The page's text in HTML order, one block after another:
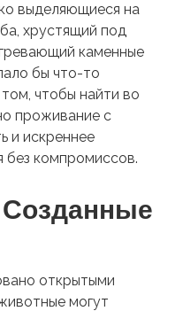
выделяющиеся на
хрустящий под
каменные
бы что-то
чтобы найти во
проживание с
и искреннее
без компромиссов.
Созданные
открытыми
могут